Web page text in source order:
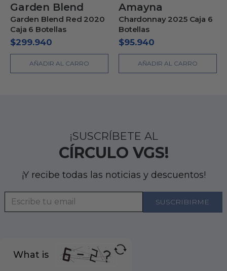
Amayna
Chardonnay 2025 Caja 6
Botellas
$95.940
AÑADIR AL CARRO
Amayna
Sauvignon Blanc 2026
Caja 6 Botellas
$89.940
AÑADIR AL CARRO
¡SUSCRÍBETE AL
CÍRCULO VGS!
¡Y recibe todas las noticias y descuentos!
What is